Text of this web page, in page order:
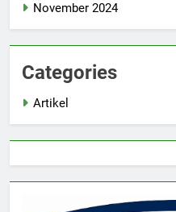
November 2024
Categories
Artikel